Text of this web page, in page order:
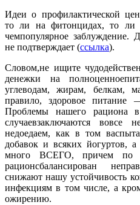
Идеи о профилактической
то ли на фитонцидах, то
чемпопулярное заблуждение.
не подтверждает (ссылка).
Словом,не ищите
денежки на
углеводам, жирам, белкам,
правило, здоровое питание
Проблемы нашего рациона
случаевзаключаются
недоедаем, как в том
добавок и всяких йогуртов,
много ВСЕГО, причем по
рационсбалансирован
снижают нашу устойчивость
инфекциям в том числе, а
ожирению.